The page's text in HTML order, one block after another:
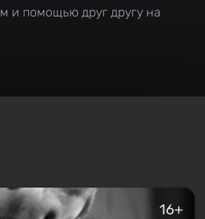
и помощью друг другу на
16+